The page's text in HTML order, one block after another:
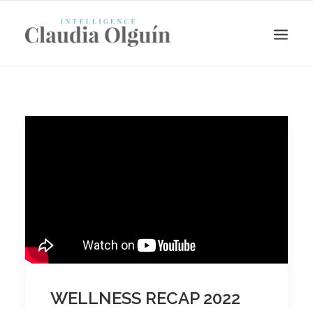
Search
WELLNESS RECAP 2022